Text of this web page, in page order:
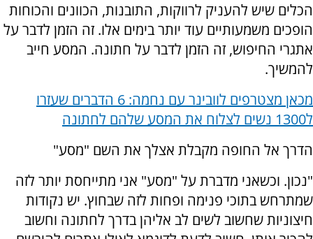
הכלים שיש להעניק לרווקות, התובנות, הכוונים והכוחות
הופכים משמעותיים עוד יותר בימים אלו. זה הזמן לדבר על
אתגרי החיפוש, זה הזמן לדבר על חתונה. המסע חייב
להמשיך.
מכאן מצטרפים לוובינר עם נחמה: 6 הדברים שעזרו
ל1300 נשים לצלוח את המסע שלהם לחתונה
הדרך אל החופה מקבלת אצלך את השם "מסע"
"נכון. וכשאני מדברת על "מסע" אני מתייחסת יותר לזה
שמתרחש בתוכי פנימה ופחות לזה שבחוץ. יש נקודות
חיצוניות שחשוב לשים לב אליהן בדרך לחתונה וחשוב